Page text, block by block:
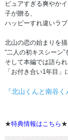
ピュアすぎる爽やか
子が贈る、
ハッピーすれ違いラ
北山の恋の始まりを描
“二人の初キスシーン”
そして本編では語ら
「お付き合い1年目
『北山くんと南谷
★特典情報はこちら ★